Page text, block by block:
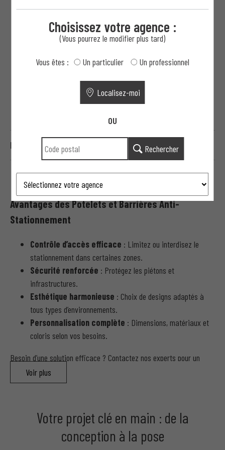
MAINS COURANTES
GARDE-CORPS
LISSES EN BOIS
PRÉPARATION DE TERRAINS PROFESSIONNELS
HAUTE SÉCURITÉ
Avantages des Potelets et Barrières Anti-
Stationnement
Contrôle d’accès efficace : Limitez ou interdisez le
stationnement dans certaines zones.
Sécurité renforcée : Protégez les piétons et
infrastructures.
Esthétique harmonieuse : Choix de designs adaptés à
tous types d’environnements.
Personnalisation complète : Dimensions, matériaux et
coloris selon vos besoins.
Besoin d’une solution efficace ? Contactez nos experts pour un
devis.
Barrières Anti-Stationnement
Voir plus
Votre projet clé en main : de la
conception à la pose
Choisissez votre agence :
(Vous pourrez le modifier plus tard)
Vous êtes : Un particulier Un professionnel
Localisez-moi
OU
Rechercher